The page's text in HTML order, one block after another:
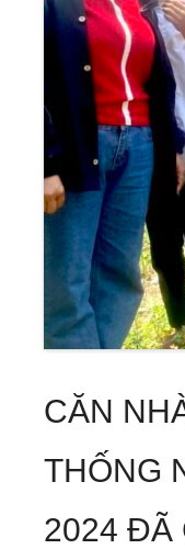
CĂN
THỐNG
2024 ĐÃ